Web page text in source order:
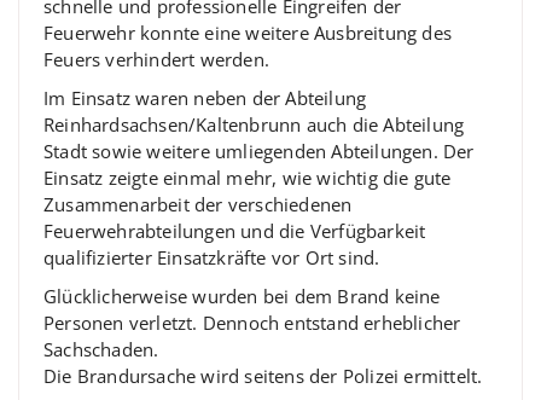
schnelle und professionelle Eingreifen der
Feuerwehr konnte eine weitere Ausbreitung des
Feuers verhindert werden.
Im Einsatz waren neben der Abteilung
Reinhardsachsen/Kaltenbrunn auch die Abteilung
Stadt sowie weitere umliegenden Abteilungen. Der
Einsatz zeigte einmal mehr, wie wichtig die gute
Zusammenarbeit der verschiedenen
Feuerwehrabteilungen und die Verfügbarkeit
qualifizierter Einsatzkräfte vor Ort sind.
Glücklicherweise wurden bei dem Brand keine
Personen verletzt. Dennoch entstand erheblicher
Sachschaden.
Die Brandursache wird seitens der Polizei ermittelt.